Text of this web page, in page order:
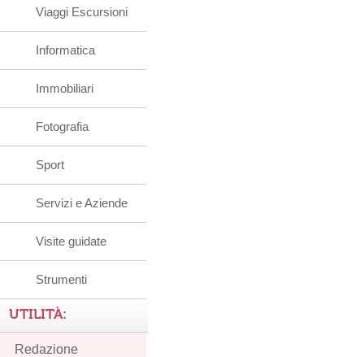
Viaggi Escursioni
Informatica
Immobiliari
Fotografia
Sport
Servizi e Aziende
Visite guidate
Strumenti
UTILITÀ:
Redazione